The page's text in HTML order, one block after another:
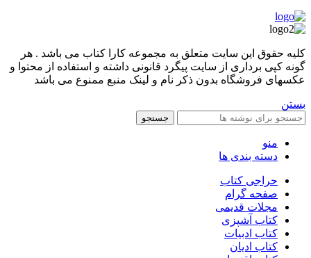
کليه حقوق اين سايت متعلق به مجموعه کارا کتاب می باشد . هر
گونه کپی برداری از سایت پیگرد قانونی داشته و استفاده از محتوا و
عکسهای فروشگاه بدون ذکر نام و لینک منبع ممنوع می باشد
بستن
جستجو
منو
دسته بندی ها
حراجی کتاب
صفحه گرام
مجلات قدیمی
کتاب آشپزی
کتاب ادبیات
کتاب ادیان